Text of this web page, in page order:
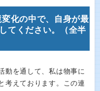
化の中で、自身が最
てください。（全半
動を通して、私は物事に
考えております。この連